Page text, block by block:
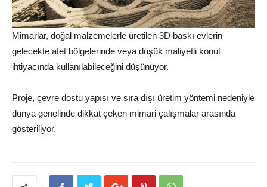
Mimarlar, doğal malzemelerle üretilen 3D baskı evlerin
gelecekte afet bölgelerinde veya düşük maliyetli konut
ihtiyacında kullanılabileceğini düşünüyor.
Proje, çevre dostu yapısı ve sıra dışı üretim yöntemi nedeniyle
dünya genelinde dikkat çeken mimari çalışmalar arasında
gösteriliyor.